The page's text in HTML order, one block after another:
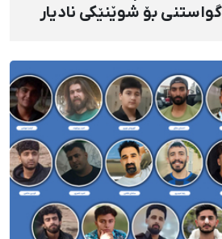
بۆ شوێنێکی نادیار